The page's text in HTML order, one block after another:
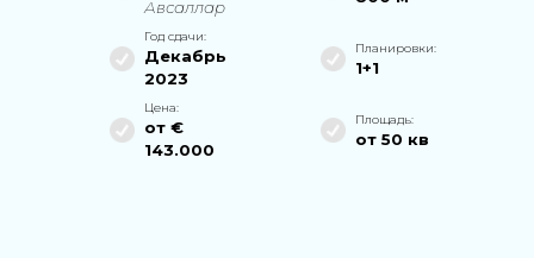
Авсаллар
Год сдачи:
Декабрь
2023
Планировки:
1+1
Цена:
от €
143.000
Площадь:
от 50 кв